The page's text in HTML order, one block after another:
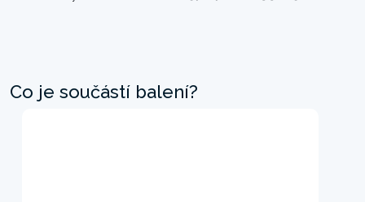
Co je součástí balení?